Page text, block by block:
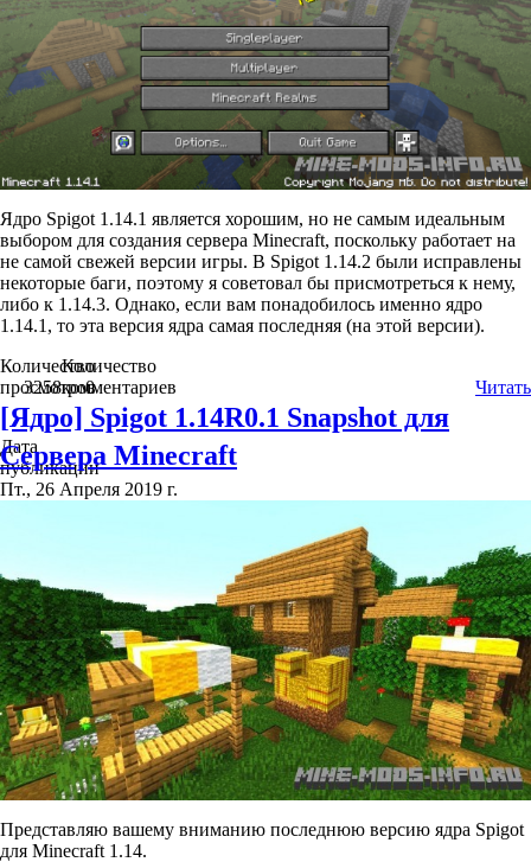
Ядро Spigot 1.14.1 является хорошим, но не самым идеальным
выбором для создания сервера Minecraft, поскольку работает на
не самой свежей версии игры. В Spigot 1.14.2 были исправлены
некоторые баги, поэтому я советовал бы присмотреться к нему,
либо к 1.14.3. Однако, если вам понадобилось именно ядро
1.14.1, то эта версия ядра самая последняя (на этой версии).
Количество
просмотров
3258
Количество
комментариев
0 Читать
[Ядро] Spigot 1.14R0.1 Snapshot для
Сервера Minecraft
Дата
публикации
Пт., 26 Апреля 2019 г.
Представляю вашему вниманию последнюю версию ядра Spigot
для Minecraft 1.14.